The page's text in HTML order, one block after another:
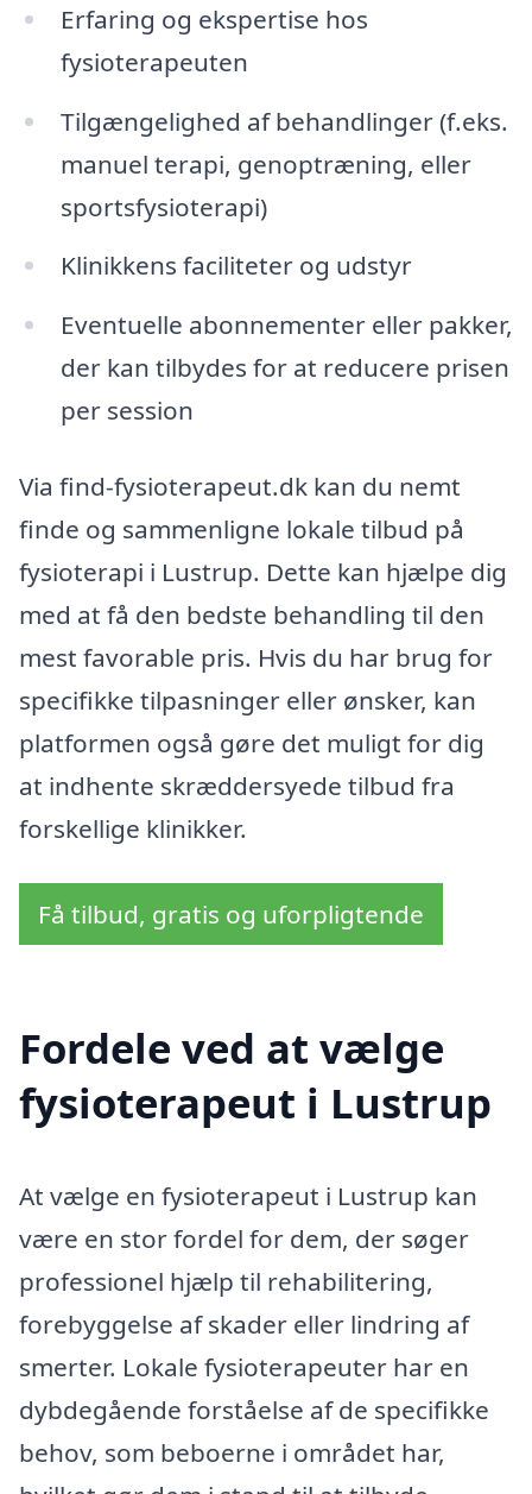
Erfaring og ekspertise hos
fysioterapeuten
Tilgængelighed af behandlinger (f.eks.
manuel terapi, genoptræning, eller
sportsfysioterapi)
Klinikkens faciliteter og udstyr
Eventuelle abonnementer eller pakker,
der kan tilbydes for at reducere prisen
per session
Via find-fysioterapeut.dk kan du nemt
finde og sammenligne lokale tilbud på
fysioterapi i Lustrup. Dette kan hjælpe dig
med at få den bedste behandling til den
mest favorable pris. Hvis du har brug for
specifikke tilpasninger eller ønsker, kan
platformen også gøre det muligt for dig
at indhente skræddersyede tilbud fra
forskellige klinikker.
Få tilbud, gratis og uforpligtende
Fordele ved at vælge
fysioterapeut i Lustrup
At vælge en fysioterapeut i Lustrup kan
være en stor fordel for dem, der søger
professionel hjælp til rehabilitering,
forebyggelse af skader eller lindring af
smerter. Lokale fysioterapeuter har en
dybdegående forståelse af de specifikke
behov, som beboerne i området har,